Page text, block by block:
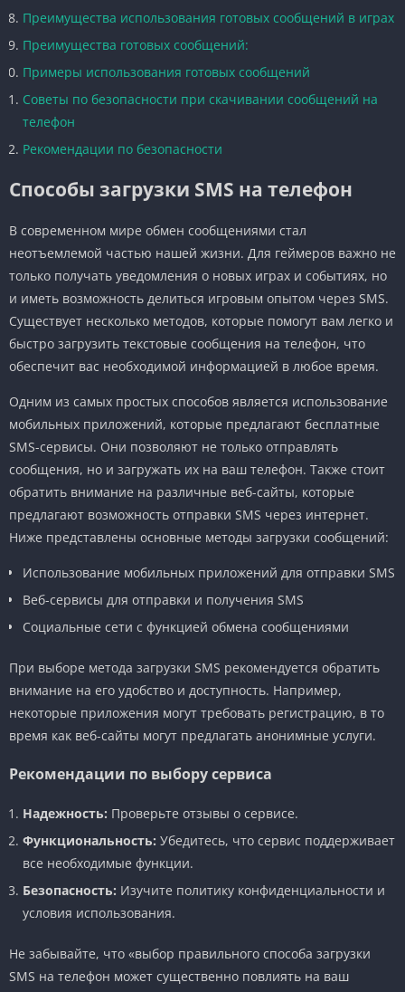
Преимущества использования готовых сообщений в играх
Преимущества готовых сообщений:
Примеры использования готовых сообщений
Советы по безопасности при скачивании сообщений на
телефон
Рекомендации по безопасности
Способы загрузки SMS на телефон
В современном мире обмен сообщениями стал
неотъемлемой частью нашей жизни. Для геймеров важно не
только получать уведомления о новых играх и событиях, но
и иметь возможность делиться игровым опытом через SMS.
Существует несколько методов, которые помогут вам легко и
быстро загрузить текстовые сообщения на телефон, что
обеспечит вас необходимой информацией в любое время.
Одним из самых простых способов является использование
мобильных приложений, которые предлагают бесплатные
SMS-сервисы. Они позволяют не только отправлять
сообщения, но и загружать их на ваш телефон. Также стоит
обратить внимание на различные веб-сайты, которые
предлагают возможность отправки SMS через интернет.
Ниже представлены основные методы загрузки сообщений:
Использование мобильных приложений для отправки SMS
Веб-сервисы для отправки и получения SMS
Социальные сети с функцией обмена сообщениями
При выборе метода загрузки SMS рекомендуется обратить
внимание на его удобство и доступность. Например,
некоторые приложения могут требовать регистрацию, в то
время как веб-сайты могут предлагать анонимные услуги.
Рекомендации по выбору сервиса
Надежность: Проверьте отзывы о сервисе.
Функциональность: Убедитесь, что сервис поддерживает
все необходимые функции.
Безопасность: Изучите политику конфиденциальности и
условия использования.
Не забывайте, что «выбор правильного способа загрузки
SMS на телефон может существенно повлиять на ваш